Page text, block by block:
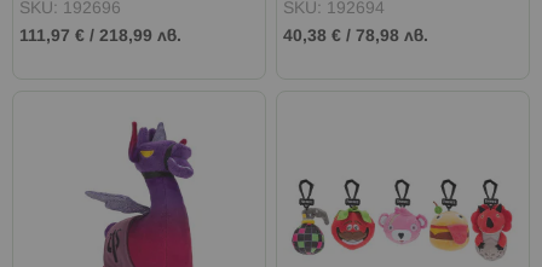
SKU: 192696
111,97 € / 218,99 лв.
SKU: 192694
40,38 € /78,98 лв.